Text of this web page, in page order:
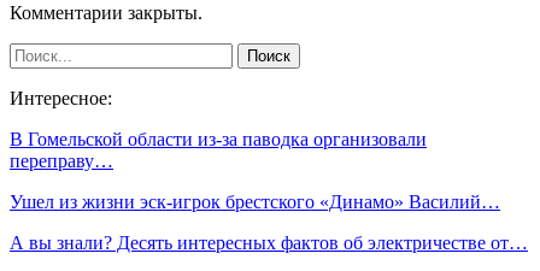
Комментарии закрыты.
Интересное:
В Гомельской области из-за паводка организовали
переправу…
Ушел из жизни эск-игрок брестского «Динамо» Василий…
А вы знали? Десять интересных фактов об электричестве от…